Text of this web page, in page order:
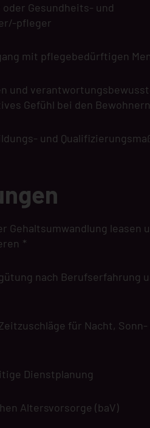
Gesundheits- und
pfleger
mit pflegebedürftigen
und
Gefühl bei den
und
Gehaltsumwandlung leasen
*
nach Berufserfahrung
für Nacht, Sonn-
Dienstplanung
Altersvorsorge (baV)